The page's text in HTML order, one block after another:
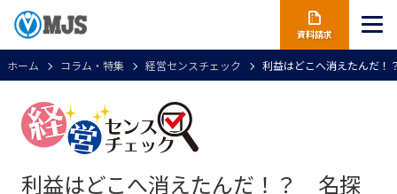
資料請求
ホーム コラム・特集 経営センスチェック 利益はどこへ消えたんだ
利益はどこへ消えたんだ！？ 名探